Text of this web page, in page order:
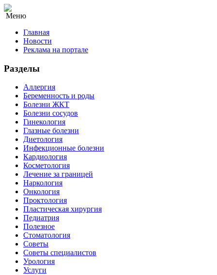
Меню
Главная
Новости
Реклама на портале
Разделы
Аллергия
Беременность и роды
Болезни ЖКТ
Болезни сосудов
Гинекология
Глазные болезни
Диетология
Инфекционные болезни
Кардиология
Косметология
Лечение за границей
Наркология
Онкология
Проктология
Пластическая хирургия
Педиатрия
Полезное
Стоматология
Советы
Советы специалистов
Урология
Услуги